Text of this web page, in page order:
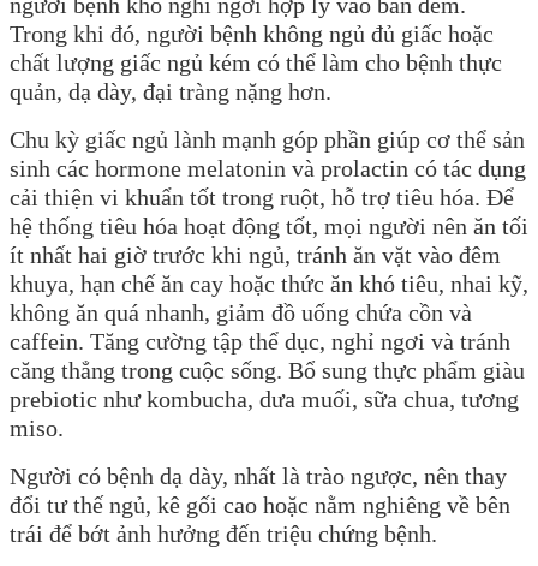
Trong khi đó, người bệnh không ngủ đủ giấc hoặc
chất lượng giấc ngủ kém có thể làm cho bệnh thực
quản, dạ dày, đại tràng nặng hơn.
Chu kỳ giấc ngủ lành mạnh góp phần giúp cơ thể sản
sinh các hormone melatonin và prolactin có tác dụng
cải thiện vi khuẩn tốt trong ruột, hỗ trợ tiêu hóa. Để
hệ thống tiêu hóa hoạt động tốt, mọi người nên ăn tối
ít nhất hai giờ trước khi ngủ, tránh ăn vặt vào đêm
khuya, hạn chế ăn cay hoặc thức ăn khó tiêu, nhai kỹ,
không ăn quá nhanh, giảm đồ uống chứa cồn và
caffein. Tăng cường tập thể dục, nghỉ ngơi và tránh
căng thẳng trong cuộc sống. Bổ sung thực phẩm giàu
prebiotic như kombucha, dưa muối, sữa chua, tương
miso.
Người có bệnh dạ dày, nhất là trào ngược, nên thay
đổi tư thế ngủ, kê gối cao hoặc nằm nghiêng về bên
trái để bớt ảnh hưởng đến triệu chứng bệnh.